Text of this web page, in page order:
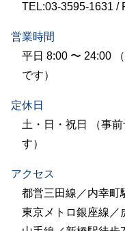
TEL:03-3595-1631 /
営業時間
平日 8:00 〜 24:00
です）
定休日
土・日・祝日 （事
す）
アクセス
都営三田線／内幸町
東京メトロ銀座線／